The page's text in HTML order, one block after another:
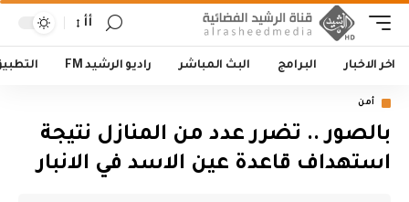
أأ
اخر الاخبار البرامج البث المباشر راديو الرشيد FM
أمن
بالصور .. تضرر عدد من المنازل نتيجة
استهداف قاعدة عين الاسد في الانبار